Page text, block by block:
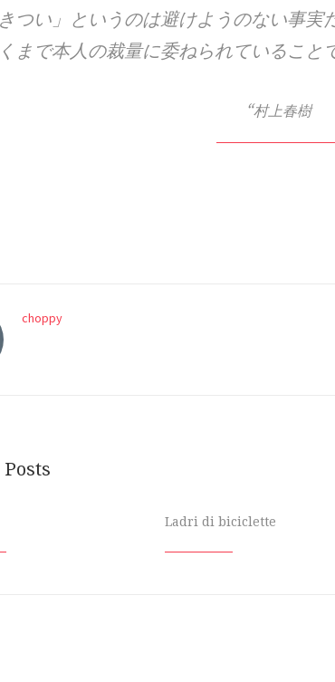
きつい」というのは避けようのない事
まで本人の裁量に委ねられていること
村上春樹
choppy
Ladri di biciclette